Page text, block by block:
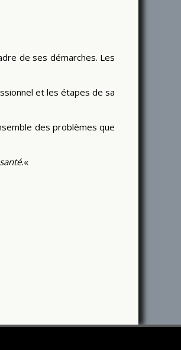
de ses démarches. Les
et les étapes de sa
des problèmes que
«